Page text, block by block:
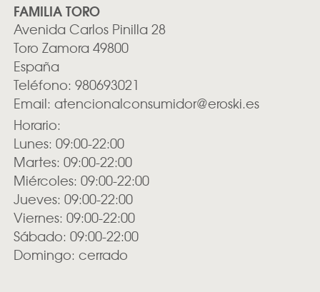
FAMILIA TORO
Avenida Carlos Pinilla 28
Toro Zamora 49800
España
Teléfono: 980693021
Email: atencionalconsumidor@eroski.es
Horario:
Lunes: 09:00-22:00
Martes: 09:00-22:00
Miércoles: 09:00-22:00
Jueves: 09:00-22:00
Viernes: 09:00-22:00
Sábado: 09:00-22:00
Domingo: cerrado